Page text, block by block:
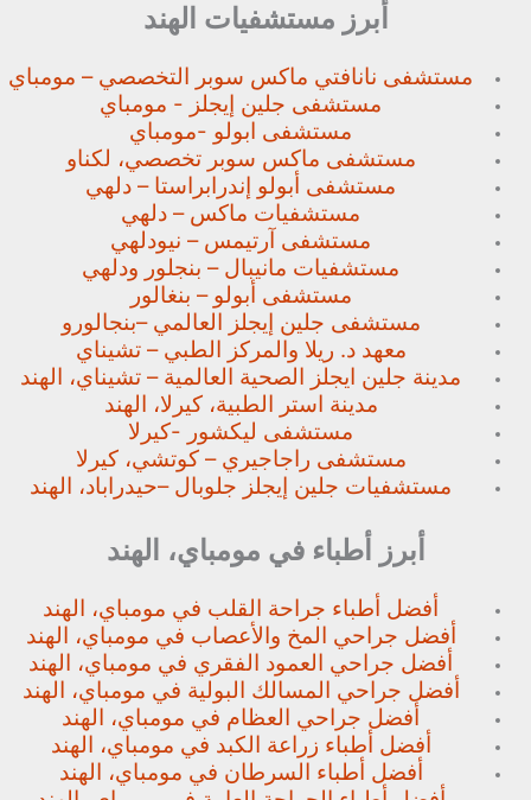
أبرز مستشفيات الهند
مستشفى نانافتي ماكس سوبر التخصصي – مومباي
مستشفى جلين إيجلز - مومباي
مستشفى ابولو -مومباي
مستشفى ماكس سوبر تخصصي، لكناو
مستشفى أبولو إندرابراستا – دلهي
مستشفيات ماكس – دلهي
مستشفى آرتيمس – نيودلهي
مستشفيات مانيبال – بنجلور ودلهي
مستشفى أبولو – بنغالور
مستشفى جلين إيجلز العالمي –بنجالورو
معهد د. ريلا والمركز الطبي – تشيناي
مدينة جلين ايجلز الصحية العالمية – تشيناي، الهند
مدينة استر الطبية، كيرلا، الهند
مستشفى ليكشور -كيرلا
مستشفى راجاجيري – كوتشي، كيرلا
مستشفيات جلين إيجلز جلوبال –حيدراباد، الهند
أبرز أطباء في مومباي، الهند
أفضل أطباء جراحة القلب في مومباي، الهند
أفضل جراحي المخ والأعصاب في مومباي، الهند
أفضل جراحي العمود الفقري في مومباي، الهند
أفضل جراحي المسالك البولية في مومباي، الهند
أفضل جراحي العظام في مومباي، الهند
أفضل أطباء زراعة الكبد في مومباي، الهند
أفضل أطباء السرطان في مومباي، الهند